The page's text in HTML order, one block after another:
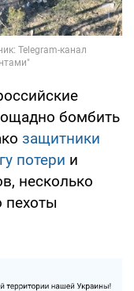
бомбить
защитники
потери и
несколько
пехоты